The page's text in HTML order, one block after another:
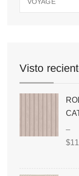
Visto
–
$